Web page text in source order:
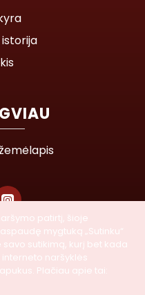
patirtį, šioje
mygtuką „Sutinku“
sutikimą, kurį bet kada
naršyklės
Plačiau apie tai:
teisės saugomos